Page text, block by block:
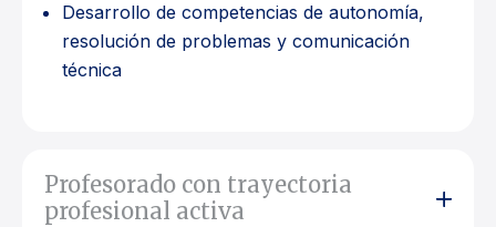
Desarrollo de competencias de autonomía,
resolución de problemas y comunicación
técnica
Profesorado con trayectoria
profesional activa